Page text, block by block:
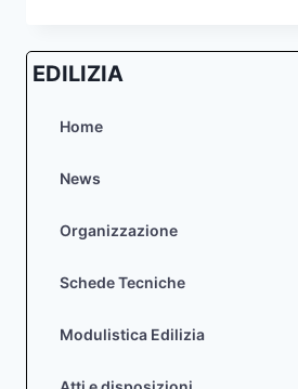
P.R.G.
DELL’ACQUEDOTTO
DEI
EDILIZIA
Home
News
Organizzazione
Schede Tecniche
Modulistica Edilizia